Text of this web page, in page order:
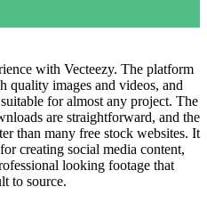
with Vecteezy. The platform
quality images and videos, and
for almost any project. The
are straightforward, and the
than many free stock websites. It
creating social media content,
looking footage that
to source.